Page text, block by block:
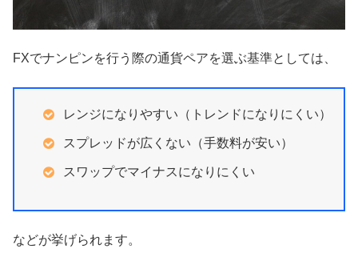
FXでナンピンを行う際の通貨ペアを選ぶ基準としては、
レンジになりやすい（トレンドになりにくい）
スプレッドが広くない（手数料が安い）
スワップでマイナスになりにくい
などが挙げられます。